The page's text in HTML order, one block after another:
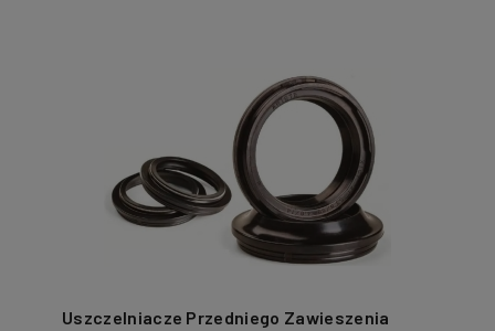
Uszczelniacze Przedniego Zawieszenia